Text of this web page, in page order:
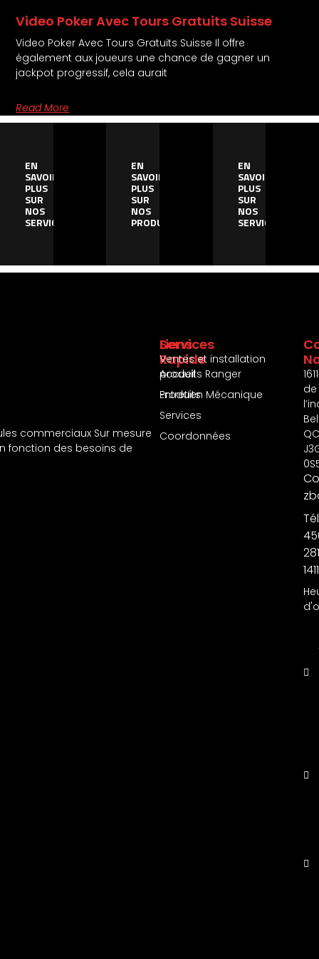
Video Poker Avec Tours Gratuits Suisse
Video Poker Avec Tours Gratuits Suisse Il offre
également aux joueurs une chance de gagner un
jackpot progressif, cela aurait
Read More
EN
SAVOIR
PLUS
SUR
NOS
SERVICES
EN
SAVOIR
PLUS
SUR
NOS
PRODUITS
EN
SAVOIR
PLUS
SUR
NOS
SERVICES
commerciaux Sur mesure
fonction des besoins de
Services
Ventes et installation
produits Ranger
Entretien Mécanique
Liens
Rapide
Accueil
Produits
Services
Coordonnées
1611
de
1411